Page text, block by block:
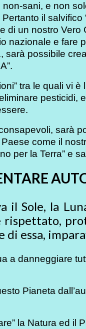
sani, e non
il
di un nostro
nazionale e fare
sarà possibile
tra le quali vi
sarà
come il
per la Terra” e
il Sole, la
rispettato,
essa,
a danneggiare
Pianeta
la Natura ed il